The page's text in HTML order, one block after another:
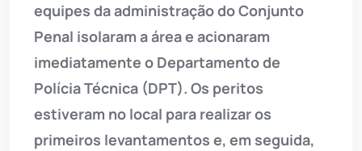
equipes da administração do Conjunto
Penal isolaram a área e acionaram
imediatamente o Departamento de
Polícia Técnica (DPT). Os peritos
estiveram no local para realizar os
primeiros levantamentos e, em seguida,